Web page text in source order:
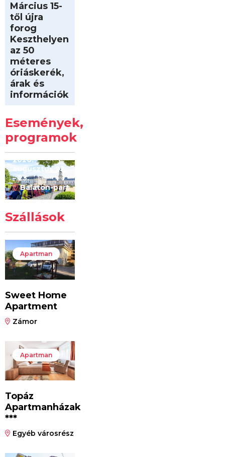
Március 15-
től újra
forog
Keszthelyen
az 50
méteres
óriáskerék,
árak és
információk
Események,
programok
Kilóméterek
2026
2026.
augusztus 22
– 23.
Balaton-part
Szállások
Apartman
Sweet Home
Apartment
Zámor
Apartman
Topáz
Apartmanházak
***
Egyéb városrész